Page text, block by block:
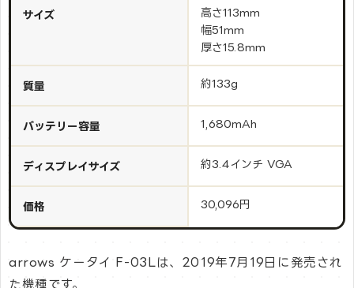
サイズ
高さ113mm
幅51mm
厚さ15.8mm
質量 約133g
バッテリー容量 1,680mAh
ディスプレイサイズ 約3.4インチ VGA
価格 30,096円
arrows ケータイ F-03Lは、2019年7月19日に発売され
た機種です。